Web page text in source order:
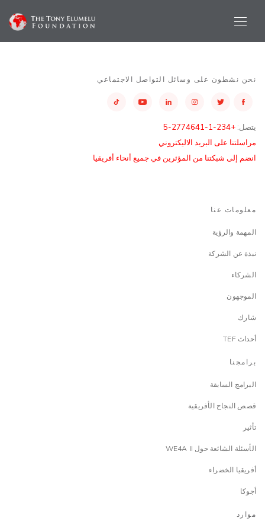
نحن نشطون على وسائل التواصل الاجتماعي
يتصل: +234-1-2774641-5
مراسلتنا على البريد الاليكتروني
انضم إلى شبكتنا من المؤثرين في جميع أنحاء أفريقيا
معلومات عنا
المهمة والرؤية
نبذة عن الشركة
الشركاء
الموجهون
شارك
أحداث TEF
برامجنا
البرامج السابقة
قصص النجاح الأفريقية
تأثير
الأسئلة الشائعة حول WE4A II
أفريقيا الخضراء
أجوكا
موارد